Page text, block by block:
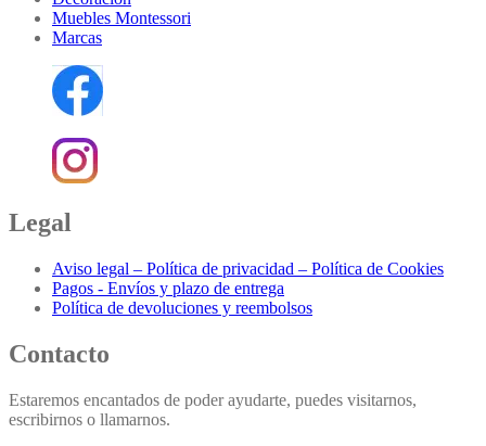
Muebles Montessori
Marcas
Legal
Aviso legal – Política de privacidad – Política de Cookies
Pagos - Envíos y plazo de entrega
Política de devoluciones y reembolsos
Contacto
Estaremos encantados de poder ayudarte, puedes visitarnos,
escribirnos o llamarnos.